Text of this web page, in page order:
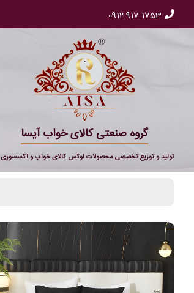
0912 917 1753
گروه صنعتی کالای خواب آیسا
تولید و توزیع تخصصی محصولات لوکس کالای خواب و اکسسوری